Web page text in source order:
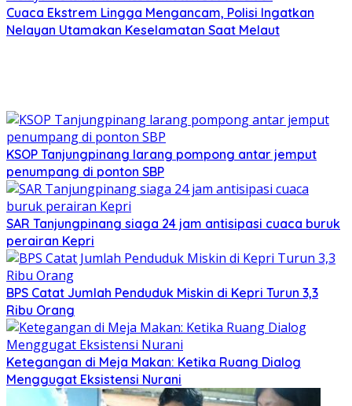
Cuaca Ekstrem Lingga Mengancam, Polisi Ingatkan
Nelayan Utamakan Keselamatan Saat Melaut
KSOP Tanjungpinang larang pompong antar jemput
penumpang di ponton SBP
SAR Tanjungpinang siaga 24 jam antisipasi cuaca buruk
perairan Kepri
BPS Catat Jumlah Penduduk Miskin di Kepri Turun 3,3
Ribu Orang
Ketegangan di Meja Makan: Ketika Ruang Dialog
Menggugat Eksistensi Nurani